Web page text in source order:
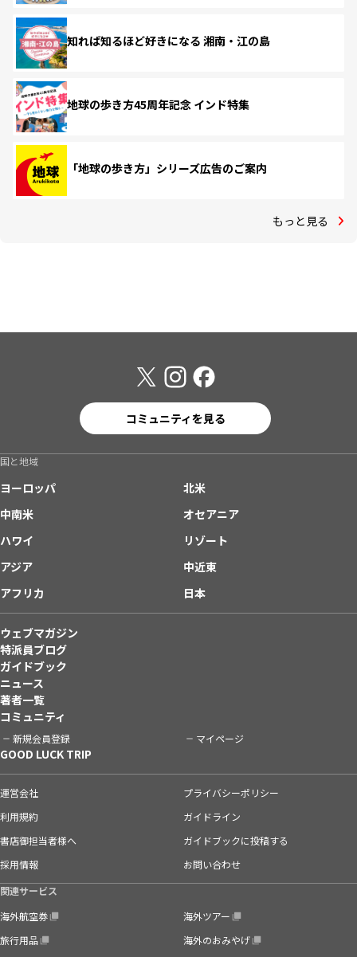
知れば知るほど好きになる 湘南・江の島
地球の歩き方45周年記念 インド特集
「地球の歩き方」シリーズ広告のご案内
もっと見る
コミュニティを見る
国と地域
ヨーロッパ
北米
中南米
オセアニア
ハワイ
リゾート
アジア
中近東
アフリカ
日本
ウェブマガジン
特派員ブログ
ガイドブック
ニュース
著者一覧
コミュニティ
新規会員登録 マイページ
GOOD LUCK TRIP
運営会社
プライバシーポリシー
利用規約
ガイドライン
書店御担当者様へ
ガイドブックに投稿する
採用情報
お問い合わせ
関連サービス
海外航空券
海外ツアー
旅行用品
海外のおみやげ